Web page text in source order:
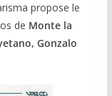
propose le
de Monte la
Gonzalo